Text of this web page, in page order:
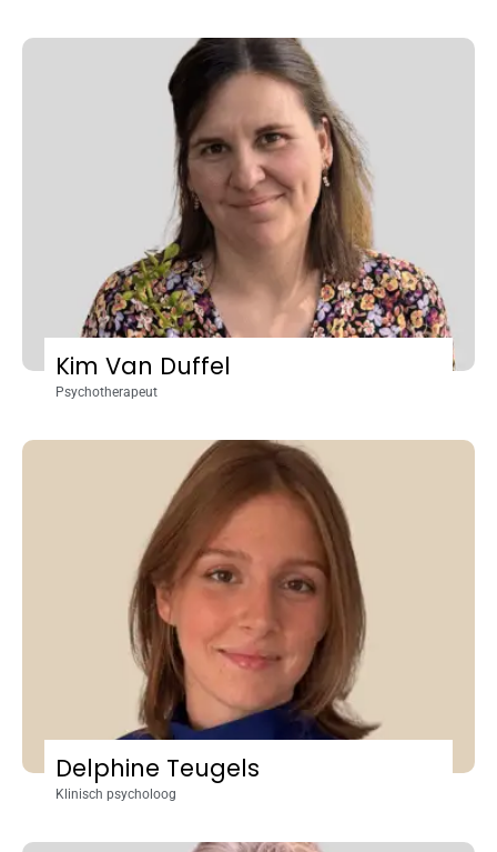
Kim Van Duffel
Psychotherapeut
Delphine Teugels
Klinisch psycholoog